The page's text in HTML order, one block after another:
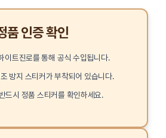
품 인증 확인
이트진로를 통해 공식 수입됩니다.
방지 스티커가 부착되어 있습니다.
드시 정품 스티커를 확인하세요.